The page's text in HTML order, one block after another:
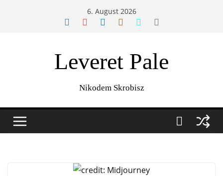
6. August 2026
Leveret Pale
Nikodem Skrobisz